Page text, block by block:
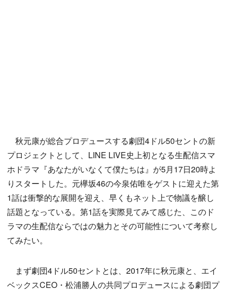
秋元康が総合プロデュースする劇団4ドル50セントの新
プロジェクトとして、LINE LIVE史上初となる生配信スマ
ホドラマ『あなたがいなくて僕たちは』が5月17日20時よ
りスタートした。元欅坂46の今泉佑唯をゲストに迎えた第
1話は衝撃的な展開を迎え、早くもネット上で物議を醸し
話題となっている。第1話を実際見てみて感じた、このド
ラマの生配信ならではの魅力とその可能性について考察し
てみたい。
まず劇団4ドル50セントとは、2017年に秋元康と、エイ
ベックスCEO・松浦勝人の共同プロデュースによる劇団プ